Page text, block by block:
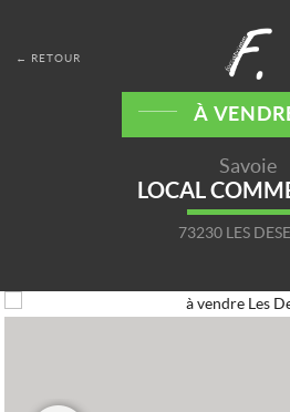
← RETOUR
À
Savoie
LOCAL
73230 LES